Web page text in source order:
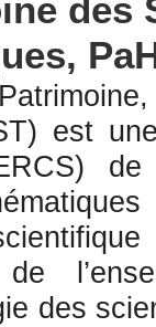
des
est
des